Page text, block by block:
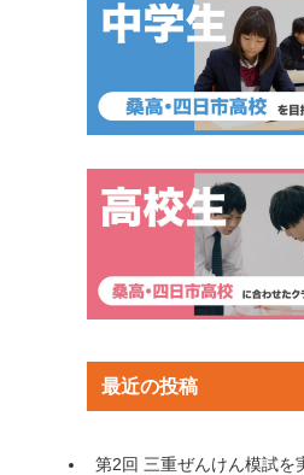
最近の投稿
第2回 三重ぜんけん模試を